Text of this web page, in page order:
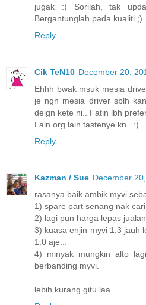
jugak :) Sorilah, tak
Bergantunglah pada kualiti ;)
Reply
Cik TeN10 December 20,
Ehhh bwak msuk mesia
je ngn mesia driver sblh
deign kete ni.. Fatin lbh
Lain org lain tastenye kn.. :)
Reply
Kazman / Sue December
rasanya baik ambik myvi
1) spare part senang nak
2) lagi pun harga lepas
3) kuasa enjin myvi 1.3 jauh
1.0 aje...
4) minyak mungkin alto
berbanding myvi.
lebih kurang gitu laa...